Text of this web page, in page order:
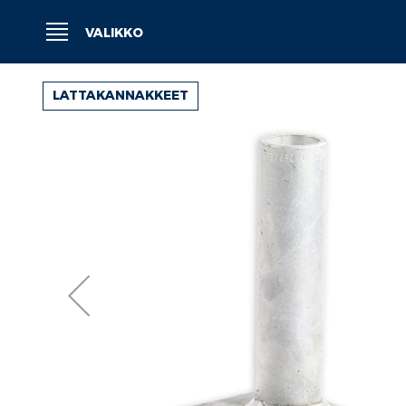
sisältöönVALIKKO
LATTAKANNAKKEET